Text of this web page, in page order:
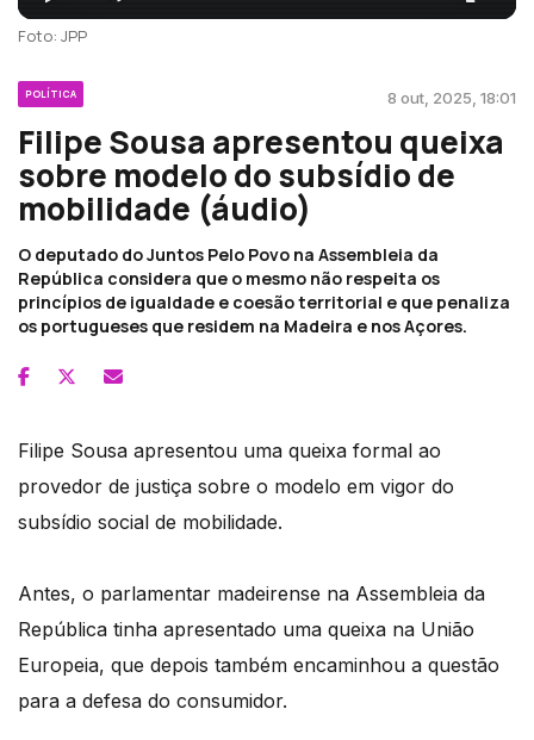
Foto: JPP
POLÍTICA 8 out, 2025, 18:01
Filipe Sousa apresentou queixa
sobre modelo do subsídio de
mobilidade (áudio)
O deputado do Juntos Pelo Povo na Assembleia da
República considera que o mesmo não respeita os
princípios de igualdade e coesão territorial e que penaliza
os portugueses que residem na Madeira e nos Açores.
Filipe Sousa apresentou uma queixa formal ao
provedor de justiça sobre o modelo em vigor do
subsídio social de mobilidade.
Antes, o parlamentar madeirense na Assembleia da
República tinha apresentado uma queixa na União
Europeia, que depois também encaminhou a questão
para a defesa do consumidor.